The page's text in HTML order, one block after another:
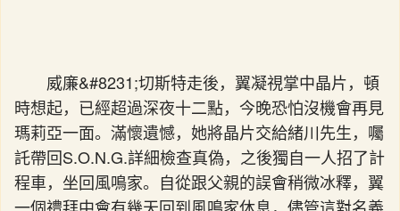
威廉&#8231;切斯特走後，翼凝視掌中晶片，頓
時想起，已經超過深夜十二點，今晚恐怕沒機會再見
瑪莉亞一面。滿懷遺憾，她將晶片交給緒川先生，囑
託帶回S.O.N.G.詳細檢查真偽，之後獨自一人招了計
程車，坐回風鳴家。自從跟父親的誤會稍微冰釋，翼